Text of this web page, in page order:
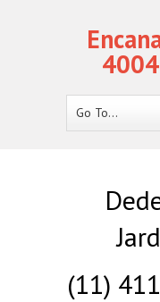
Go To...
(11)